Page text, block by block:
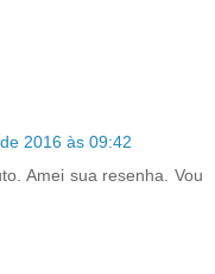
2016 às 09:42
Amei sua resenha. Vou